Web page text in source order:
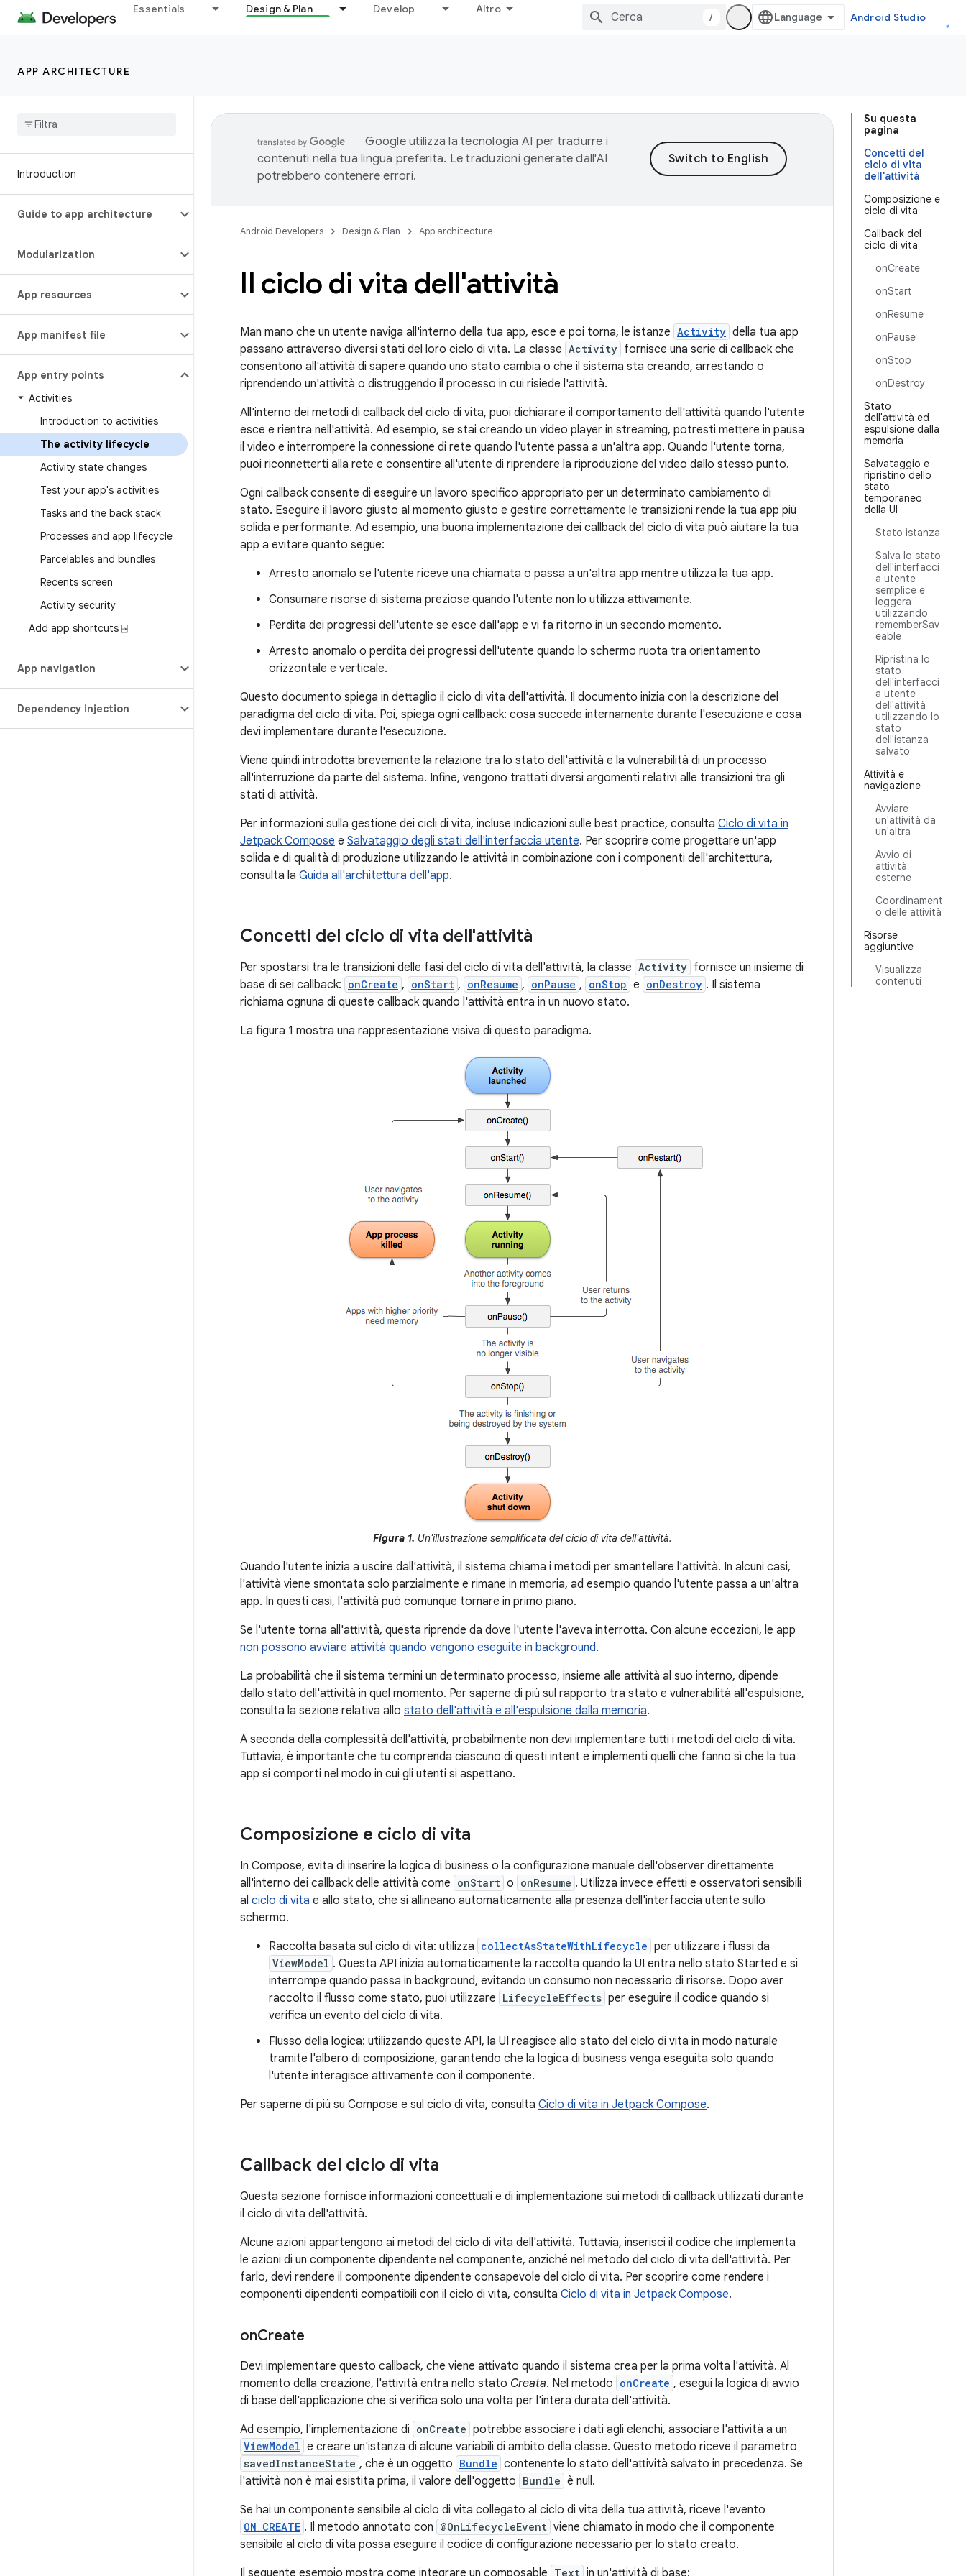
Essentials Design & Plan Develop Altro
/ Android Studio
APP ARCHITECTURE
Introduction
Guide to app architecture
Modularization
App resources
App manifest file
App entry points
Activities
Introduction to activities
The activity lifecycle
Activity state changes
Test your app's activities
Tasks and the back stack
Processes and app lifecycle
Parcelables and bundles
Recents screen
Activity security
Add app shortcuts ⍈
App navigation
Dependency injection
Su questa
pagina
Concetti del
ciclo di vita
dell'attività
Composizione e
ciclo di vita
Callback del
ciclo di vita
onCreate
onStart
onResume
onPause
onStop
onDestroy
Stato
dell'attività ed
espulsione dalla
memoria
Salvataggio e
ripristino dello
stato
temporaneo
della UI
Stato istanza
Salva lo stato
dell'interfacci
a utente
semplice e
leggera
utilizzando
rememberSav
eable
Ripristina lo
stato
dell'interfacci
a utente
dell'attività
utilizzando lo
stato
dell'istanza
salvato
Attività e
navigazione
Avviare
un'attività da
un'altra
Avvio di
attività
esterne
Coordinament
o delle attività
Risorse
aggiuntive
Visualizza
contenuti
Google utilizza la tecnologia AI per tradurre i
contenuti nella tua lingua preferita. Le traduzioni generate dall'AI
potrebbero contenere errori.
Android Developers Design & Plan App architecture
Il ciclo di vita dell'attività
Man mano che un utente naviga all'interno della tua app, esce e poi torna, le istanze Activity della tua app
passano attraverso diversi stati del loro ciclo di vita. La classe Activity fornisce una serie di callback che
consentono all'attività di sapere quando uno stato cambia o che il sistema sta creando, arrestando o
riprendendo un'attività o distruggendo il processo in cui risiede l'attività.
All'interno dei metodi di callback del ciclo di vita, puoi dichiarare il comportamento dell'attività quando l'utente
esce e rientra nell'attività. Ad esempio, se stai creando un video player in streaming, potresti mettere in pausa
il video e interrompere la connessione di rete quando l'utente passa a un'altra app. Quando l'utente torna,
puoi riconnetterti alla rete e consentire all'utente di riprendere la riproduzione del video dallo stesso punto.
Ogni callback consente di eseguire un lavoro specifico appropriato per un determinato cambiamento di
stato. Eseguire il lavoro giusto al momento giusto e gestire correttamente le transizioni rende la tua app più
solida e performante. Ad esempio, una buona implementazione dei callback del ciclo di vita può aiutare la tua
app a evitare quanto segue:
Arresto anomalo se l'utente riceve una chiamata o passa a un'altra app mentre utilizza la tua app.
Consumare risorse di sistema preziose quando l'utente non lo utilizza attivamente.
Perdita dei progressi dell'utente se esce dall'app e vi fa ritorno in un secondo momento.
Arresto anomalo o perdita dei progressi dell'utente quando lo schermo ruota tra orientamento
orizzontale e verticale.
Questo documento spiega in dettaglio il ciclo di vita dell'attività. Il documento inizia con la descrizione del
paradigma del ciclo di vita. Poi, spiega ogni callback: cosa succede internamente durante l'esecuzione e cosa
devi implementare durante l'esecuzione.
Viene quindi introdotta brevemente la relazione tra lo stato dell'attività e la vulnerabilità di un processo
all'interruzione da parte del sistema. Infine, vengono trattati diversi argomenti relativi alle transizioni tra gli
stati di attività.
Per informazioni sulla gestione dei cicli di vita, incluse indicazioni sulle best practice, consulta Ciclo di vita in
Jetpack Compose e Salvataggio degli stati dell'interfaccia utente. Per scoprire come progettare un'app
solida e di qualità di produzione utilizzando le attività in combinazione con i componenti dell'architettura,
consulta la Guida all'architettura dell'app.
Concetti del ciclo di vita dell'attività
Per spostarsi tra le transizioni delle fasi del ciclo di vita dell'attività, la classe Activity fornisce un insieme di
base di sei callback: onCreate , onStart , onResume , onPause , onStop e onDestroy . Il sistema
richiama ognuna di queste callback quando l'attività entra in un nuovo stato.
La figura 1 mostra una rappresentazione visiva di questo paradigma.
Figura 1. Un'illustrazione semplificata del ciclo di vita dell'attività.
Quando l'utente inizia a uscire dall'attività, il sistema chiama i metodi per smantellare l'attività. In alcuni casi,
l'attività viene smontata solo parzialmente e rimane in memoria, ad esempio quando l'utente passa a un'altra
app. In questi casi, l'attività può comunque tornare in primo piano.
Se l'utente torna all'attività, questa riprende da dove l'utente l'aveva interrotta. Con alcune eccezioni, le app
non possono avviare attività quando vengono eseguite in background.
La probabilità che il sistema termini un determinato processo, insieme alle attività al suo interno, dipende
dallo stato dell'attività in quel momento. Per saperne di più sul rapporto tra stato e vulnerabilità all'espulsione,
consulta la sezione relativa allo stato dell'attività e all'espulsione dalla memoria.
A seconda della complessità dell'attività, probabilmente non devi implementare tutti i metodi del ciclo di vita.
Tuttavia, è importante che tu comprenda ciascuno di questi intent e implementi quelli che fanno sì che la tua
app si comporti nel modo in cui gli utenti si aspettano.
Composizione e ciclo di vita
In Compose, evita di inserire la logica di business o la configurazione manuale dell'observer direttamente
all'interno dei callback delle attività come onStart o onResume . Utilizza invece effetti e osservatori sensibili
al ciclo di vita e allo stato, che si allineano automaticamente alla presenza dell'interfaccia utente sullo
schermo.
Raccolta basata sul ciclo di vita: utilizza collectAsStateWithLifecycle per utilizzare i flussi da
ViewModel . Questa API inizia automaticamente la raccolta quando la UI entra nello stato Started e si
interrompe quando passa in background, evitando un consumo non necessario di risorse. Dopo aver
raccolto il flusso come stato, puoi utilizzare LifecycleEffects per eseguire il codice quando si
verifica un evento del ciclo di vita.
Flusso della logica: utilizzando queste API, la UI reagisce allo stato del ciclo di vita in modo naturale
tramite l'albero di composizione, garantendo che la logica di business venga eseguita solo quando
l'utente interagisce attivamente con il componente.
Per saperne di più su Compose e sul ciclo di vita, consulta Ciclo di vita in Jetpack Compose.
Callback del ciclo di vita
Questa sezione fornisce informazioni concettuali e di implementazione sui metodi di callback utilizzati durante
il ciclo di vita dell'attività.
Alcune azioni appartengono ai metodi del ciclo di vita dell'attività. Tuttavia, inserisci il codice che implementa
le azioni di un componente dipendente nel componente, anziché nel metodo del ciclo di vita dell'attività. Per
farlo, devi rendere il componente dipendente consapevole del ciclo di vita. Per scoprire come rendere i
componenti dipendenti compatibili con il ciclo di vita, consulta Ciclo di vita in Jetpack Compose.
onCreate
Devi implementare questo callback, che viene attivato quando il sistema crea per la prima volta l'attività. Al
momento della creazione, l'attività entra nello stato Creata. Nel metodo onCreate , esegui la logica di avvio
di base dell'applicazione che si verifica solo una volta per l'intera durata dell'attività.
Ad esempio, l'implementazione di onCreate potrebbe associare i dati agli elenchi, associare l'attività a un
ViewModel e creare un'istanza di alcune variabili di ambito della classe. Questo metodo riceve il parametro
savedInstanceState , che è un oggetto Bundle contenente lo stato dell'attività salvato in precedenza. Se
l'attività non è mai esistita prima, il valore dell'oggetto Bundle è null.
Se hai un componente sensibile al ciclo di vita collegato al ciclo di vita della tua attività, riceve l'evento
ON_CREATE . Il metodo annotato con @OnLifecycleEvent viene chiamato in modo che il componente
sensibile al ciclo di vita possa eseguire il codice di configurazione necessario per lo stato creato.
Il seguente esempio mostra come integrare un composable Text in un'attività di base: